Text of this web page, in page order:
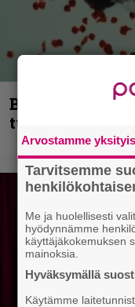
Blind Channel
tuplasingle
Arvostamme
Tarvitsemme
Me ja huolellisesti
hyödynnämme
käyttäjäkokemuksen
mainoksia.
Hyväksymällä
Käytämme